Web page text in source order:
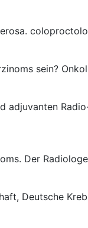
sein?
adjuvanten
Der
Deutsche